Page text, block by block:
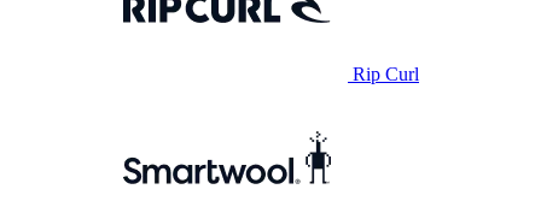
Rip Curl